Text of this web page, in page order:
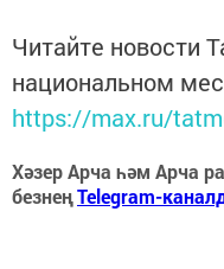
Читайте новости
национальном
https://max.ru/
Хәзер Арча һәм Арча
безнеңTelegram-